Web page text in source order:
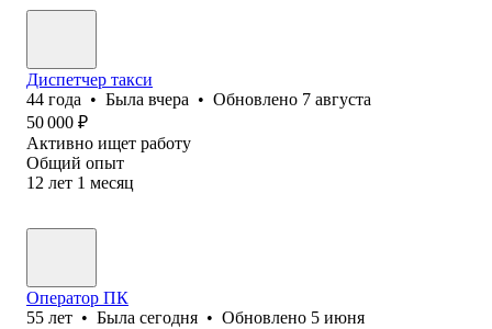
Диспетчер такси
44 года • Была вчера • Обновлено 7 августа
50 000 ₽
Активно ищет работу
Общий опыт
12 лет 1 месяц
Оператор ПК
55 лет • Была сегодня • Обновлено 5 июня